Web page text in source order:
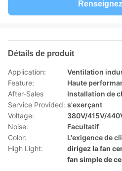
Détails de produit
Application:
Ventilation
Feature:
Haute
After-Sales
Service Provided:
Installation de
s'exerçant
Voltage:
380V/415V/
Noise:
Facultatif
Color:
L'exigence de
High Light:
dirigez la fan
fan simple de